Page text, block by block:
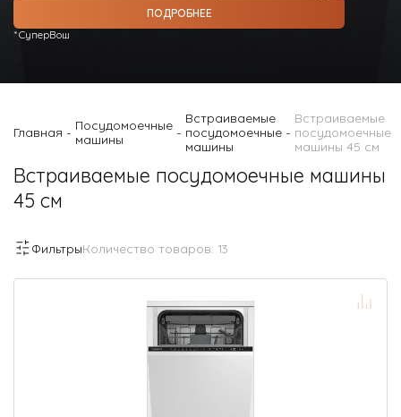
8 800 3333 887
ПОДРОБНЕЕ
*СуперВош
Главная - Посудомоечные
машины -
Встраиваемые
посудомоечные
машины
-
Встраиваемые
посудомоечные
машины 45 см
Встраиваемые посудомоечные машины
45 см
ФильтрыКоличество товаров: 13